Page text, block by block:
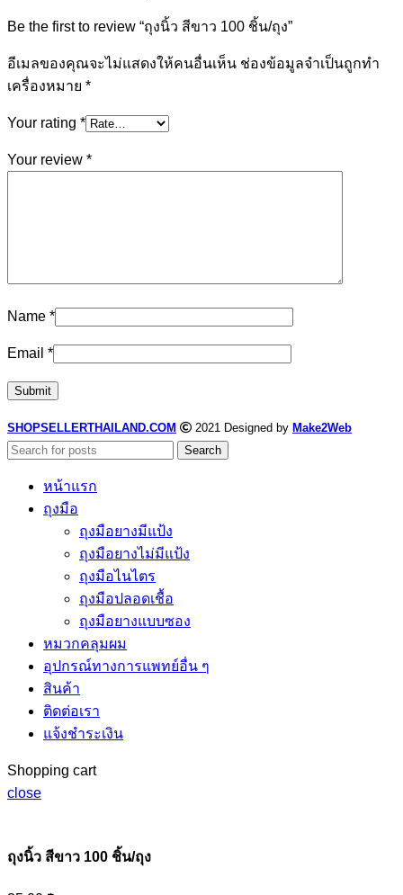
Be the first to review “ถุงนิ้ว สีขาว 100 ชิ้น/ถุง”
อีเมลของคุณจะไม่แสดงให้คนอื่นเห็น ช่องข้อมูลจำเป็นถูกทำ
เครื่องหมาย *
Your rating *
Your review *
Name *
Email *
SHOPSELLERTHAILAND.COM 2021 Designed by Make2Web
Search
หน้าแรก
ถุงมือ
ถุงมือยางมีแป้ง
ถุงมือยางไม่มีแป้ง
ถุงมือไนไตร
ถุงมือปลอดเชื้อ
ถุงมือยางแบบซอง
หมวกคลุมผม
อุปกรณ์ทางการแพทย์อื่น ๆ
สินค้า
ติดต่อเรา
แจ้งชำระเงิน
Shopping cart
close
ถุงนิ้ว สีขาว 100 ชิ้น/ถุง